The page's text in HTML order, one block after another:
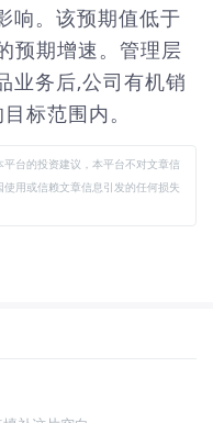
响。该预期值低于
预期增速。管理层
业务后,公司有机销
标范围内。
台的投资建议，本平台不对文章信
用或信赖文章信息引发的任何损失